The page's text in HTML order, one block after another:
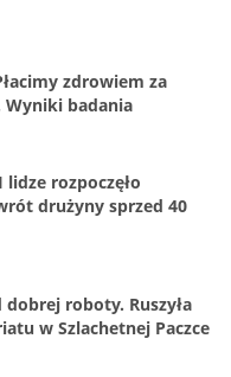
zdrowiem za
badania
rozpoczęło
drużyny sprzed 40
roboty. Ruszyła
w Szlachetnej Paczce